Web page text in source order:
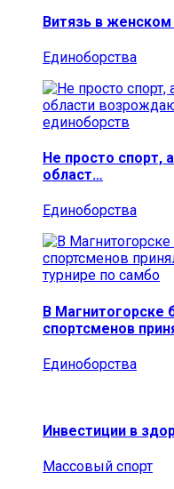
Витязь в женском
Единоборства
Не просто спорт,
област…
Единоборства
В Магнитогорске
спортсменов
Единоборства
Инвестиции в
Массовый спорт